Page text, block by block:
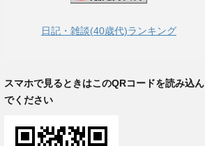
日記・雑談(40歳代)ランキング
スマホで見るときはこのQRコードを読み込ん
でください